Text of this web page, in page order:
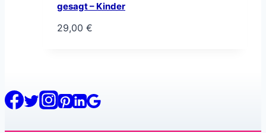
gesagt – Kinder
29,00 €